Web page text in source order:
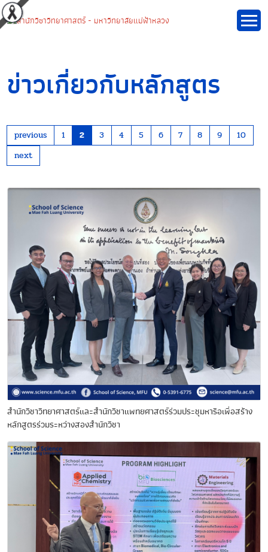
ข่าวเกี่ยวกับหลักสูตร
previous 1 2 3 4 5 6 7 8 9
10
next
สำนักวิชาวิทยาศาสตร์และสำนักวิชาแพทยศาสตร์ร่วมประชุมหารือเพื่อสร้าง
หลักสูตรร่วมระหว่างสองสำนักวิชา